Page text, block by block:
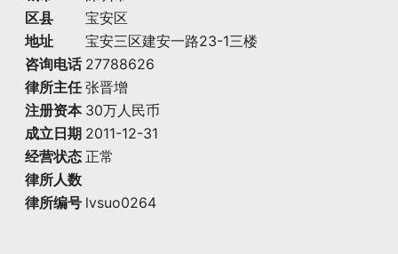
区县
宝安区
地址
宝安三区建安一路23-1三楼
咨询电话 27788626
律所主任 张晋增
注册资本 30万人民币
成立日期 2011-12-31
经营状态 正常
律所人数
律所编号 lvsuo0264